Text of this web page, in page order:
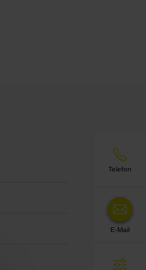
Telefon
E-Mail